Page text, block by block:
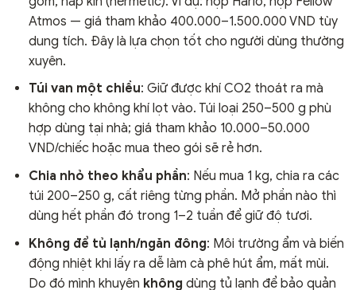
Atmos — giá tham khảo 400.000–1.500.000 VND tùy
dung tích. Đây là lựa chọn tốt cho người dùng thường
xuyên.
Túi van một chiều: Giữ được khí CO2 thoát ra mà
không cho không khí lọt vào. Túi loại 250–500 g phù
hợp dùng tại nhà; giá tham khảo 10.000–50.000
VND/chiếc hoặc mua theo gói sẽ rẻ hơn.
Chia nhỏ theo khẩu phần: Nếu mua 1 kg, chia ra các
túi 200–250 g, cất riêng từng phần. Mở phần nào thì
dùng hết phần đó trong 1–2 tuần để giữ độ tươi.
Không để tủ lạnh/ngăn đông: Môi trường ẩm và biến
động nhiệt khi lấy ra dễ làm cà phê hút ẩm, mất mùi.
Do đó mình khuyên không dùng tủ lạnh để bảo quản